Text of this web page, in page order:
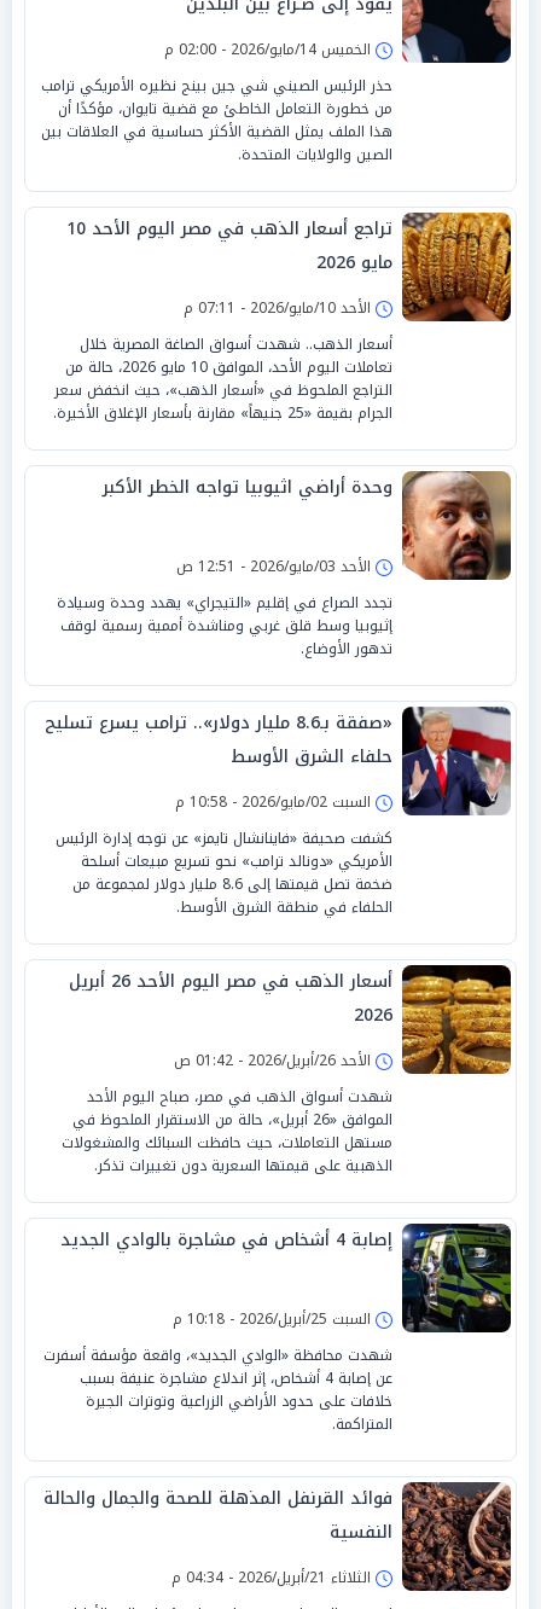
الخميس 14/مايو/2026 - 02:00 م
حذر الرئيس الصيني شي جين بينج نظيره الأمريكي ترامب
من خطورة التعامل الخاطئ مع قضية تايوان، مؤكدًا أن
هذا الملف يمثل القضية الأكثر حساسية في العلاقات بين
الصين والولايات المتحدة.
تراجع أسعار الذهب في مصر اليوم الأحد 10
مايو 2026
الأحد 10/مايو/2026 - 07:11 م
أسعار الذهب.. شهدت أسواق الصاغة المصرية خلال
تعاملات اليوم الأحد، الموافق 10 مايو 2026، حالة من
التراجع الملحوظ في «أسعار الذهب»، حيث انخفض سعر
الجرام بقيمة «25 جنيهاً» مقارنة بأسعار الإغلاق الأخيرة.
وحدة أراضي اثيوبيا تواجه الخطر الأكبر
الأحد 03/مايو/2026 - 12:51 ص
تجدد الصراع في إقليم «التيجراي» يهدد وحدة وسيادة
إثيوبيا وسط قلق غربي ومناشدة أممية رسمية لوقف
تدهور الأوضاع.
«صفقة بـ8.6 مليار دولار».. ترامب يسرع تسليح
حلفاء الشرق الأوسط
السبت 02/مايو/2026 - 10:58 م
كشفت صحيفة «فاينانشال تايمز» عن توجه إدارة الرئيس
الأمريكي «دونالد ترامب» نحو تسريع مبيعات أسلحة
ضخمة تصل قيمتها إلى 8.6 مليار دولار لمجموعة من
الحلفاء في منطقة الشرق الأوسط.
أسعار الذهب في مصر اليوم الأحد 26 أبريل
2026
الأحد 26/أبريل/2026 - 01:42 ص
شهدت أسواق الذهب في مصر، صباح اليوم الأحد
الموافق «26 أبريل»، حالة من الاستقرار الملحوظ في
مستهل التعاملات، حيث حافظت السبائك والمشغولات
الذهبية على قيمتها السعرية دون تغييرات تذكر.
إصابة 4 أشخاص في مشاجرة بالوادي الجديد
السبت 25/أبريل/2026 - 10:18 م
شهدت محافظة «الوادي الجديد»، واقعة مؤسفة أسفرت
عن إصابة 4 أشخاص، إثر اندلاع مشاجرة عنيفة بسبب
خلافات على حدود الأراضي الزراعية وتوترات الجيرة
المتراكمة.
فوائد القرنفل المذهلة للصحة والجمال والحالة
النفسية
الثلاثاء 21/أبريل/2026 - 04:34 م